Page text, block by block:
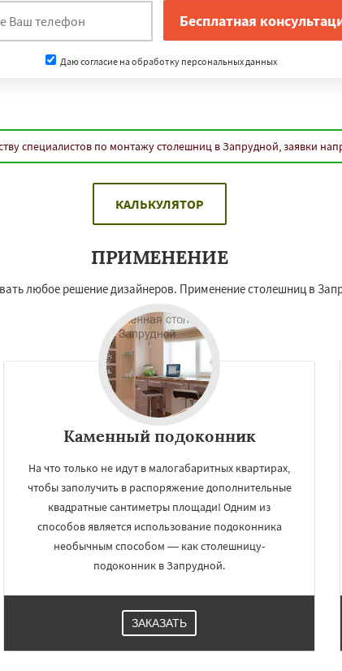
Даю согласие на обработку персональных данных
специалистов по монтажу столешниц в Запрудной, заявки
КАЛЬКУЛЯТОР
ПРИМЕНЕНИЕ
любое решение дизайнеров. Применение столешниц в
Каменный подоконник
На что только не идут в малогабаритных квартирах,
чтобы заполучить в распоряжение дополнительные
квадратные сантиметры площади! Одним из
способов является использование подоконника
необычным способом — как столешницу-
подоконник в Запрудной.
ЗАКАЗАТЬ